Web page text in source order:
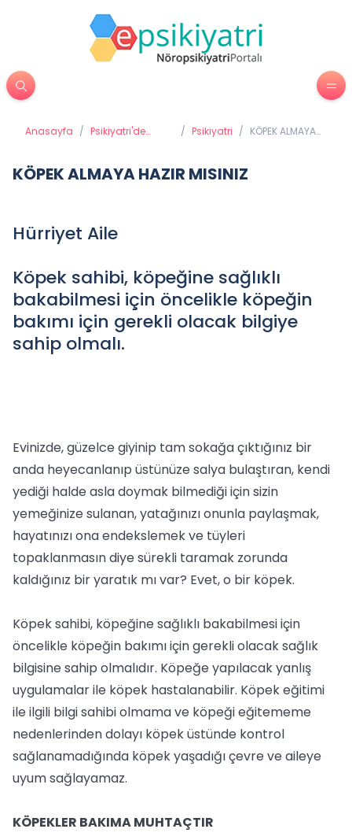
Anasayfa / Psikiyatri'de
/ Psikiyatri / KÖPEK ALMAYA
KÖPEK ALMAYA HAZIR MISINIZ
Hürriyet Aile
Köpek sahibi, köpeğine sağlıklı
bakabilmesi için öncelikle köpeğin
bakımı için gerekli olacak bilgiye
sahip olmalı.
Evinizde, güzelce giyinip tam sokağa çıktığınız bir
anda heyecanlanıp üstünüze salya bulaştıran, kendi
yediği halde asla doymak bilmediği için sizin
yemeğinize sulanan, yatağınızı onunla paylaşmak,
hayatınızı ona endekslemek ve tüyleri
topaklanmasın diye sürekli taramak zorunda
kaldığınız bir yaratık mı var? Evet, o bir köpek.
Köpek sahibi, köpeğine sağlıklı bakabilmesi için
öncelikle köpeğin bakımı için gerekli olacak sağlık
bilgisine sahip olmalıdır. Köpeğe yapılacak yanlış
uygulamalar ile köpek hastalanabilir. Köpek eğitimi
ile ilgili bilgi sahibi olmama ve köpeği eğitememe
nedenlerinden dolayı köpek üstünde kontrol
sağlanamadığında köpek yaşadığı çevre ve aileye
uyum sağlayamaz.
KÖPEKLER BAKIMA MUHTAÇTIR